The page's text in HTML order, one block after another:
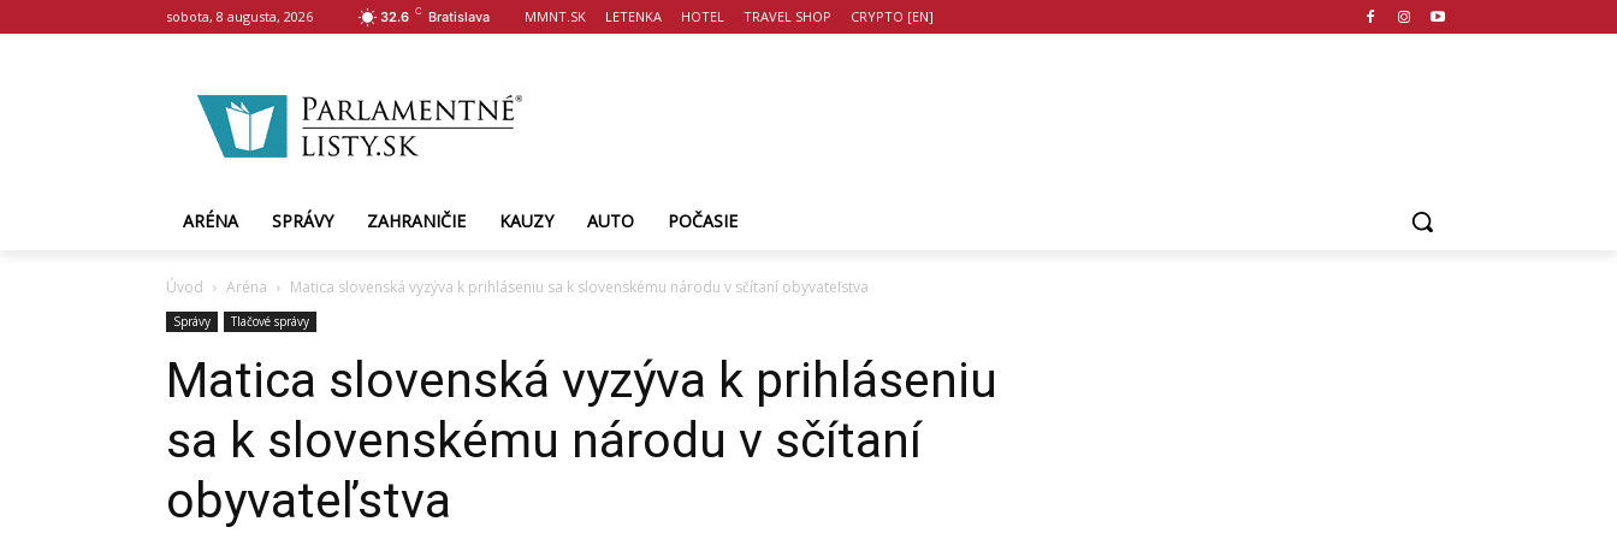
sobota, 8 augusta, 2026 32.6 C Bratislava MMNT.SK LETENKA HOTEL TRAVEL SHOP CRYPTO [EN]
ARÉNA SPRÁVY ZAHRANIČIE KAUZY AUTO POČASIE
Úvod Aréna Matica slovenská vyzýva k prihláseniu sa k slovenskému národu v sčítaní obyvateľstva
Správy Tlačové správy
Matica slovenská vyzýva k prihláseniu
sa k slovenskému národu v sčítaní
obyvateľstva